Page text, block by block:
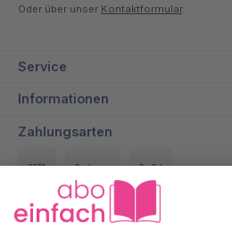
Oder über unser Kontaktformular.
Service
Informationen
Zahlungsarten
SEPA Rechnung PayPal
Über uns